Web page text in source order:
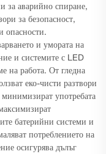
за аварийно спиране,
за безопасност,
опасности.
и умората на
и системите с LED
на работа. От гледна
еко-чисти разтвори
употребата
батерийни системи и
потреблението на
осигурява дълъг